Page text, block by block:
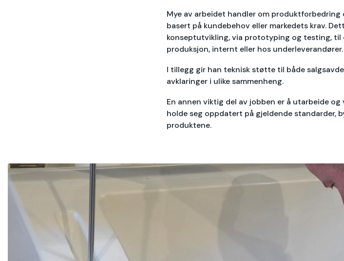
Mye av arbeidet handler om
basert på kundebehov eller markedets krav.
konseptutvikling, via prototyping og testing,
produksjon, internt eller hos underleverandører.
I tillegg gir han teknisk støtte til både
avklaringer i ulike sammenheng.
En annen viktig del av jobben er å utarbeide
holde seg oppdatert på gjeldende standarder,
produktene.